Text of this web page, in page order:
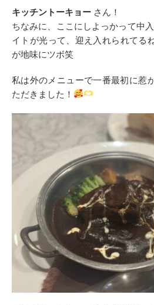
キッチントーキョー さん！
ちなみに、ここにしよっかって中
イトが光って、迎え入れられてる
が地味にツボ笑
私は外のメニューで一番最初に惹
ただきました！